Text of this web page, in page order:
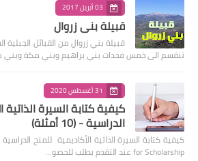
03 أبريل 2017
قبيلة بني زروال
قبيلة بني زروال من القبائل
تنقسم الى خمس فخدات بني براهيم وبني مكة وبني
31 أغسطس 2020
كيفية كتابة السيرة الذاتية
الدراسية - (10 أمثلة)
for Scholarship عند التقدم بطلب للحصو…